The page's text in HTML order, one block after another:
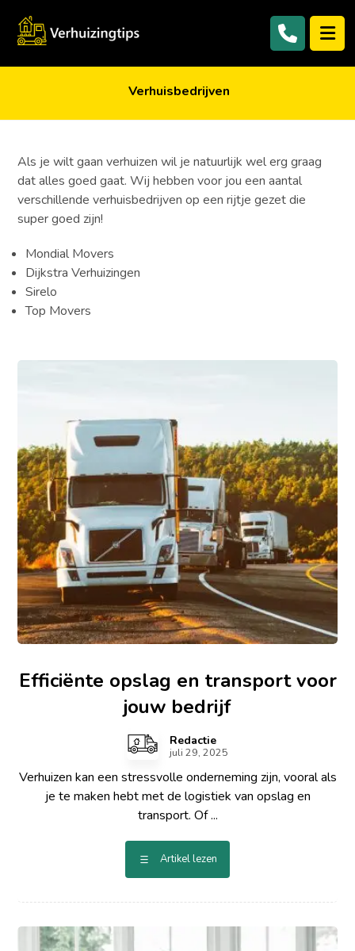
Verhuisbedrijven
Als je wilt gaan verhuizen wil je natuurlijk wel erg graag
dat alles goed gaat. Wij hebben voor jou een aantal
verschillende verhuisbedrijven op een rijtje gezet die
super goed zijn!
Mondial Movers
Dijkstra Verhuizingen
Sirelo
Top Movers
Efficiënte opslag en transport voor
jouw bedrijf
Redactie
juli 29, 2025
Verhuizen kan een stressvolle onderneming zijn, vooral als
je te maken hebt met de logistiek van opslag en
transport. Of ...
Artikel lezen